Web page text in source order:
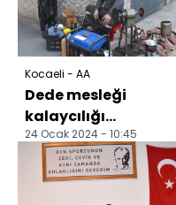
Kocaeli - AA
Dede mesleği
kalaycılığı
yaşatmaya
24 Ocak 2024 - 10:45